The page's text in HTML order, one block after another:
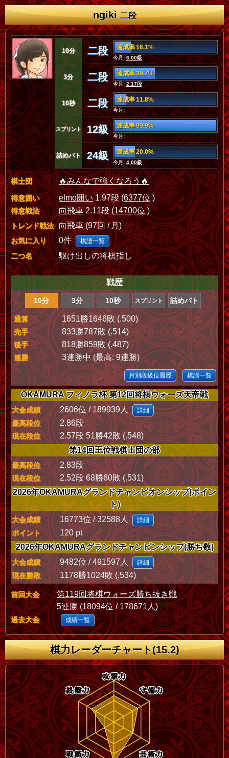
ngiki二段
10分 二段 達成率 16.1%
今月:6.00級
3分 二段 達成率 39.7%
今月:2.17段
10秒 二段 達成率 11.8%
今月:
スプリント 12級 達成率 99.9%
今月:
詰めバト 24級 達成率 20.0%
今月:4.00級
棋士団 🔥みんなで強くなろう🔥
得意囲い elmo囲い1.97段 (6377位)
得意戦法 向飛車2.11段 (14700位)
トレンド戦法 向飛車(97回 / 月)
お気に入り 0件 棋譜一覧
二つ名 駆け出しの将棋指し
戦歴
10分 3分 10秒 スプリント 詰めバト
通算 1651勝1646敗 (.500)
先手 833勝787敗 (.514)
後手 818勝859敗 (.487)
連勝 3連勝中 (最高: 9連勝)
月別段級位履歴 棋譜一覧
OKAMURA フィノラ杯 第12回将棋ウォーズ天帝戦
大会成績 2606位 / 189939人 詳細
最高段位 2.86段
現在段位
2.57段 51勝42敗 (.548)
第14回王位戦棋士団の部
最高段位 2.83段
現在段位
2.52段 68勝60敗 (.531)
2026年OKAMURAグランドチャンピオンシップ(ポイン
ト)
大会成績 16773位 / 32588人 詳細
ポイント
120 pt
2026年OKAMURAグランドチャンピンシップ(勝ち数)
大会成績 9482位 / 491597人 詳細
現在勝敗 1178勝1024敗 (.534)
前回大会
第119回将棋ウォーズ勝ち抜き戦
5連勝 (18094位 / 178671人)
過去大会 成績一覧
棋力レーダーチャート(15.2)